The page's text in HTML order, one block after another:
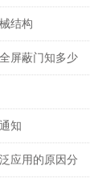
结构
屏蔽门知多少
知
应用的原因分